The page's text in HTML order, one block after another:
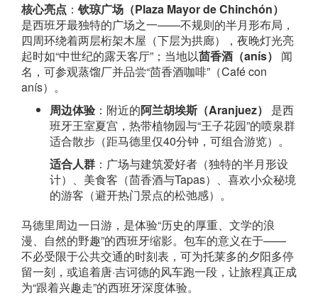
核心亮点 ： 钦琼广场（Plaza Mayor de Chinchón）
是西班牙最独特的广场之一——不规则的半月形布局，
四周环绕着两层桁架木屋（下层为拱廊），夜晚灯光亮
起时如“中世纪的露天客厅”；当地以茴香酒（anís）
​ 闻
名，可参观蒸馏厂并品尝“茴香酒咖啡”（Café con
anís）。
周边体验 ：附近的阿兰胡埃斯（Aranjuez）
​ 是西
班牙王室夏宫，热带植物园与“王子花园”的喷泉群
适合散步（距马德里仅40分钟，可组合游览）。
适合人群 ：广场与建筑爱好者（独特的半月形设
计）、美食客（茴香酒与Tapas）、喜欢小众秘境
的游客（避开热门景点的松弛感）。
马德里周边一日游，是体验“历史的厚重、文学的浪
漫、自然的野趣”的西班牙缩影。包车的意义在于——
不必受限于公共交通的时刻表，可为托莱多的夕阳多停
留一刻，或追着唐·吉诃德的风车跑一段，让旅程真正成
为“跟着兴趣走”的西班牙深度体验。